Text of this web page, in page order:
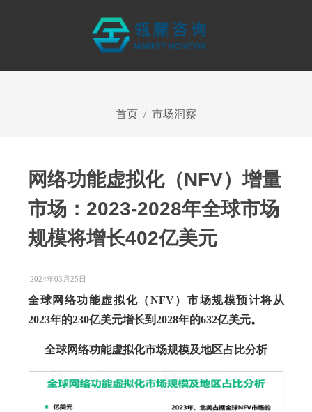
首页 市场洞察
网络功能虚拟化（NFV）增量
市场：2023-2028年全球市场
规模将增长402亿美元
2024年03月25日
全球网络功能虚拟化（NFV）市场规模预计将从
2023年的230亿美元增长到2028年的632亿美元。
全球网络功能虚拟化市场规模及地区占比分析